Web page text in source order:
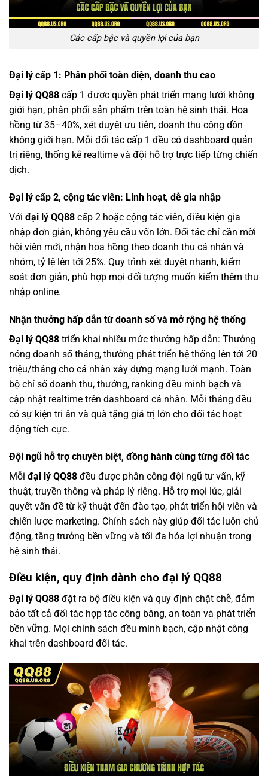
Các cấp bậc và quyền lợi của bạn
Đại lý cấp 1: Phân phối toàn diện, doanh thu cao
Đại lý QQ88 cấp 1 được quyền phát triển mạng lưới không
giới hạn, phân phối sản phẩm trên toàn hệ sinh thái. Hoa
hồng từ 35–40%, xét duyệt ưu tiên, doanh thu cộng dồn
không giới hạn. Mỗi đối tác cấp 1 đều có dashboard quản
trị riêng, thống kê realtime và đội hỗ trợ trực tiếp từng chiến
dịch.
Đại lý cấp 2, cộng tác viên: Linh hoạt, dễ gia nhập
Với đại lý QQ88 cấp 2 hoặc cộng tác viên, điều kiện gia
nhập đơn giản, không yêu cầu vốn lớn. Đối tác chỉ cần mời
hội viên mới, nhận hoa hồng theo doanh thu cá nhân và
nhóm, tỷ lệ lên tới 25%. Quy trình xét duyệt nhanh, kiểm
soát đơn giản, phù hợp mọi đối tượng muốn kiếm thêm thu
nhập online.
Nhận thưởng hấp dẫn từ doanh số và mở rộng hệ thống
Đại lý QQ88 triển khai nhiều mức thưởng hấp dẫn: Thưởng
nóng doanh số tháng, thưởng phát triển hệ thống lên tới 20
triệu/tháng cho cá nhân xây dựng mạng lưới mạnh. Toàn
bộ chỉ số doanh thu, thưởng, ranking đều minh bạch và
cập nhật realtime trên dashboard cá nhân. Mỗi tháng đều
có sự kiện tri ân và quà tặng giá trị lớn cho đối tác hoạt
động tích cực.
Đội ngũ hỗ trợ chuyên biệt, đồng hành cùng từng đối tác
Mỗi đại lý QQ88 đều được phân công đội ngũ tư vấn, kỹ
thuật, truyền thông và pháp lý riêng. Hỗ trợ mọi lúc, giải
quyết vấn đề từ kỹ thuật đến đào tạo, phát triển hội viên và
chiến lược marketing. Chính sách này giúp đối tác luôn chủ
động, tăng trưởng bền vững và tối đa hóa lợi nhuận trong
hệ sinh thái.
Điều kiện, quy định dành cho đại lý QQ88
Đại lý QQ88 đặt ra bộ điều kiện và quy định chặt chẽ, đảm
bảo tất cả đối tác hợp tác công bằng, an toàn và phát triển
bền vững. Mọi chính sách đều minh bạch, cập nhật công
khai trên dashboard đối tác.